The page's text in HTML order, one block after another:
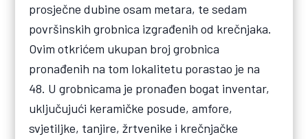
prosječne dubine osam metara, te sedam
površinskih grobnica izgrađenih od krečnjaka.
Ovim otkrićem ukupan broj grobnica
pronađenih na tom lokalitetu porastao je na
48. U grobnicama je pronađen bogat inventar,
uključujući keramičke posude, amfore,
svjetiljke, tanjire, žrtvenike i krečnjačke